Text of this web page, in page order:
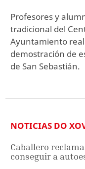
Profesores y
tradicional del
Ayuntamiento
demostración de
de San Sebastián.
NOTICIAS DO
Caballero
conseguir a